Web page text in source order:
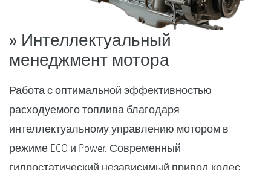
» Интеллектуальный
менеджмент мотора
Работа с оптимальной эффективностью
расходуемого топлива благодаря
интеллектуальному управлению мотором в
режиме ECO и Power. Современный
гидростатический независимый привод колес